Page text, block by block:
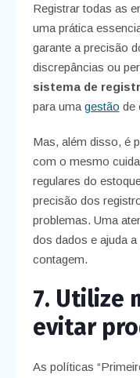
Registrar todas as
uma prática
garante a precisão
discrepâncias ou
sistema de
para uma gestão de
Mas, além disso, é
com o mesmo
regulares do
precisão dos
problemas. Uma
dos dados e ajuda
contagem.
7. Utilize
evitar
As políticas